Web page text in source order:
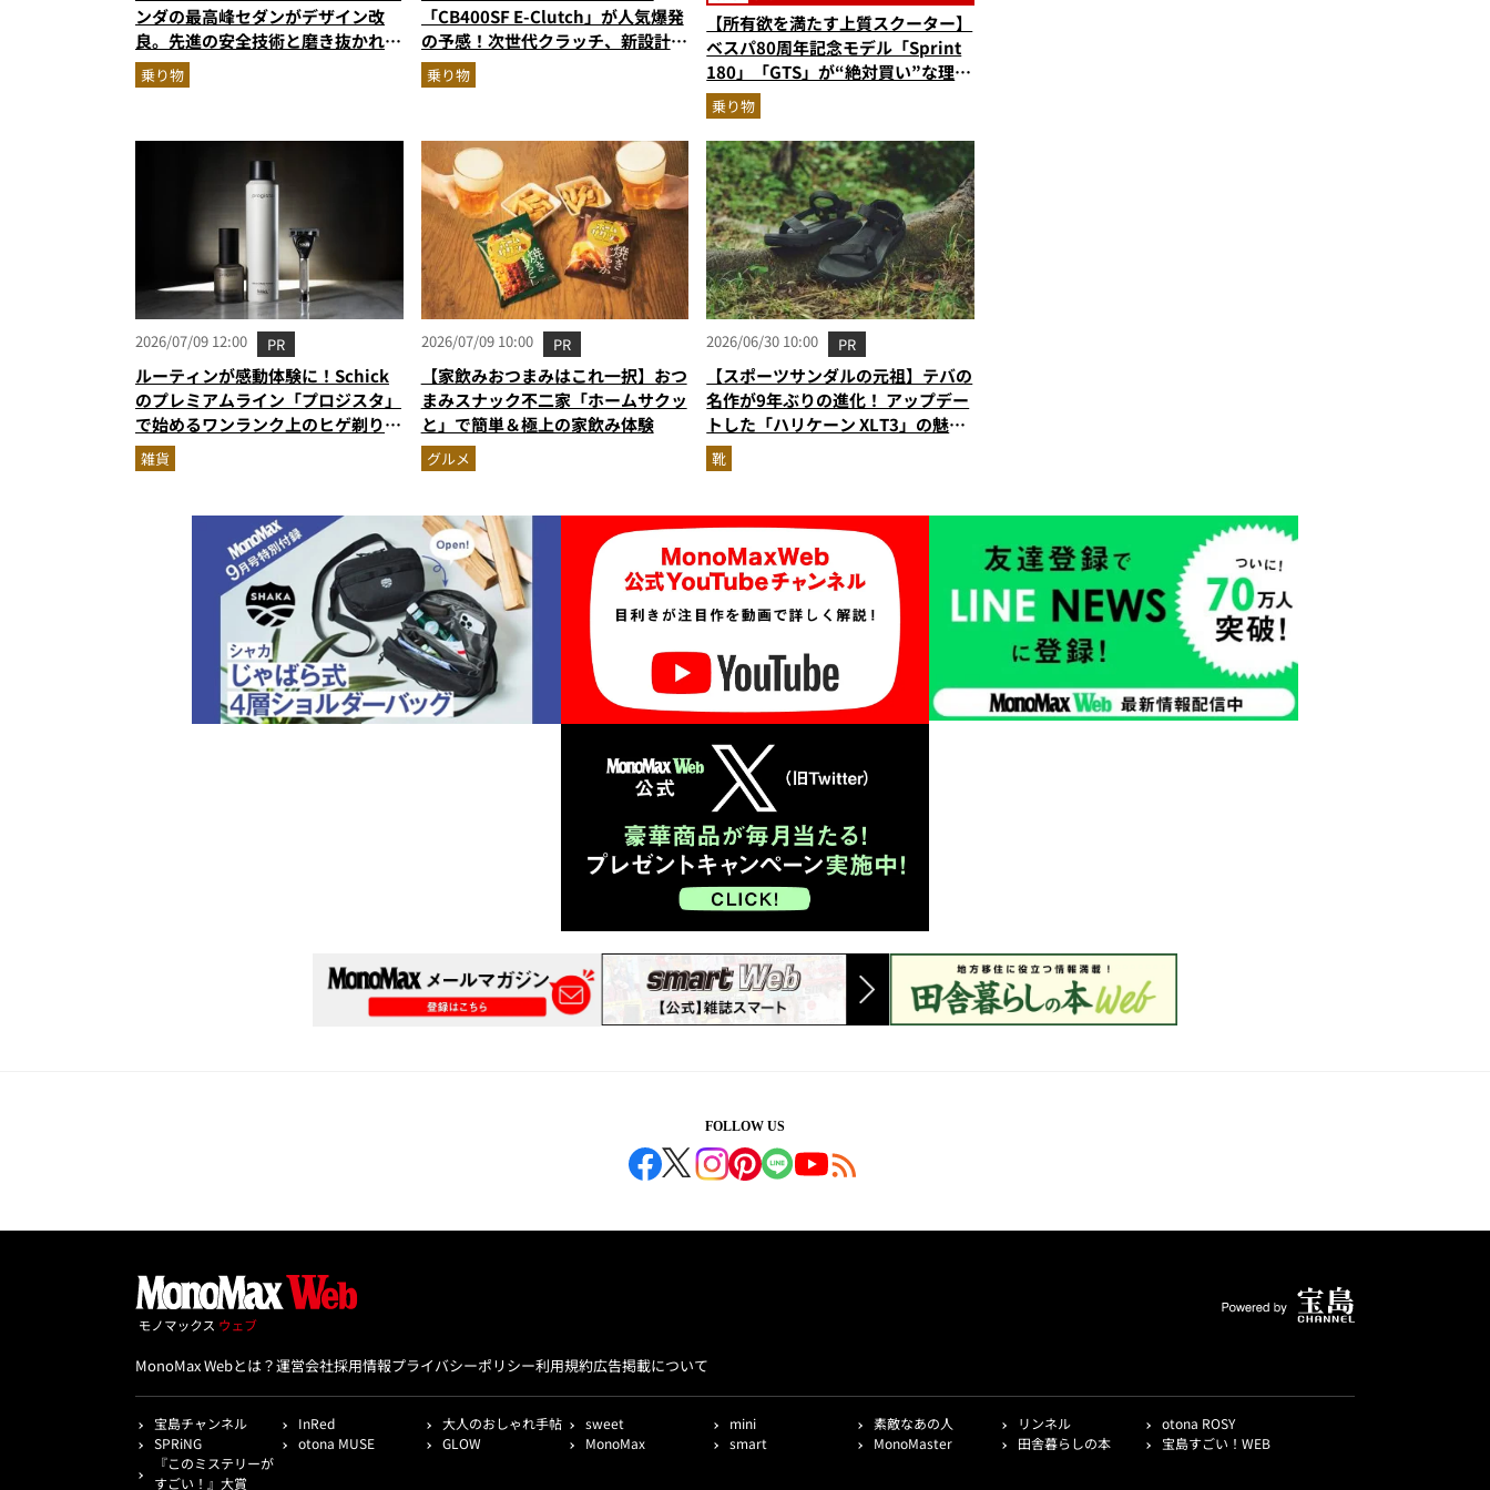
ンダの最高峰セダンがデザイン改
良。先進の安全技術と磨き抜かれた
美しさでさらに上質に
乗り物
「CB400SF E-Clutch」が人気爆発
の予感！次世代クラッチ、新設計の
直列4気筒エンジン搭載
乗り物
【所有欲を満たす上質スクーター】
ベスパ80周年記念モデル「Sprint
180」「GTS」が“絶対買い”な理由
とは？バイクのプロが生誕イベント
から実車レビュー！
乗り物
2026/07/09 12:00 PR
ルーティンが感動体験に！Schick
のプレミアムライン「プロジスタ」
で始めるワンランク上のヒゲ剃り習
慣
雑貨
2026/07/09 10:00 PR
【家飲みおつまみはこれ一択】おつ
まみスナック不二家「ホームサクッ
と」で簡単＆極上の家飲み体験
グルメ
2026/06/30 10:00 PR
【スポーツサンダルの元祖】テバの
名作が9年ぶりの進化！ アップデー
トした「ハリケーン XLT3」の魅力
を識者があらゆる角度から徹底解
説！
靴
FOLLOW US
MonoMax Webとは？運営会社採用情報プライバシーポリシー利用規約広告掲載について
宝島チャンネル InRed 大人のおしゃれ手帖 sweet mini 素敵なあの人 リンネル
otona ROSY
SPRiNG
otona MUSE GLOW MonoMax smart MonoMaster 田舎暮らしの本
宝島すごい！WEB
『このミステリーが
すごい！』大賞